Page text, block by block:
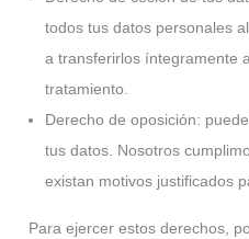
todos tus datos personales
a transferirlos íntegramente
tratamiento.
Derecho de oposición:
tus datos. Nosotros
existan motivos justificados
Para ejercer estos derechos,